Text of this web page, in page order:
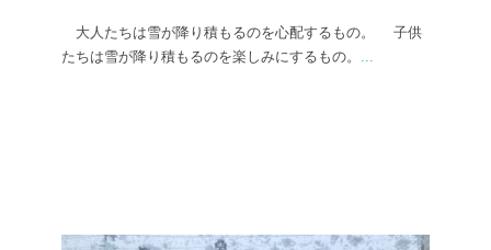
大人たちは雪が降り積もるのを心配するもの。 子供
たちは雪が降り積もるのを楽しみにするもの。 ...